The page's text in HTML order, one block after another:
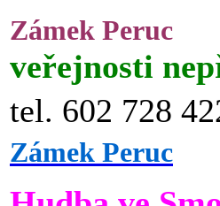
Zámek Peruc
veřejnosti
tel. 602 728
Zámek Peruc